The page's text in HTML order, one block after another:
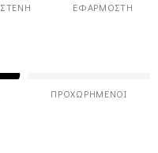
ΣΤΕΝΉ ΕΦΑΡΜΟΣΤΉ
ΠΡΟΧΩΡΗΜΈΝΟΙ